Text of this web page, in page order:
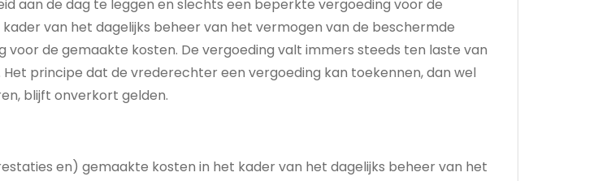
aan de dag te leggen en slechts een beperkte vergoeding voor de
van het dagelijks beheer van het vermogen van de beschermde
voor de gemaakte kosten. De vergoeding valt immers steeds ten laste van
principe dat de vrederechter een vergoeding kan toekennen, dan wel
blijft onverkort gelden.
en) gemaakte kosten in het kader van het dagelijks beheer van het